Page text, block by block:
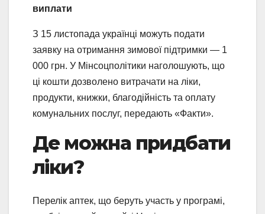
виплати
З 15 листопада українці можуть подати
заявку на отримання зимової підтримки — 1
000 грн. У Мінсоцполітики наголошують, що
ці кошти дозволено витрачати на ліки,
продукти, книжки, благодійність та оплату
комунальних послуг, передають «Факти».
Де можна придбати
ліки?
Перелік аптек, що беруть участь у програмі,